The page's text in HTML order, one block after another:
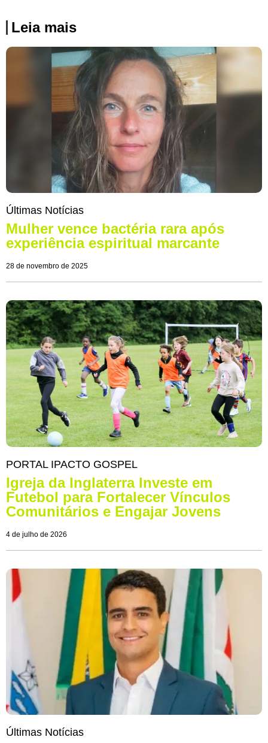
Leia mais
Últimas Notícias
Mulher vence bactéria rara após
experiência espiritual marcante
28 de novembro de 2025
PORTAL IPACTO GOSPEL
Igreja da Inglaterra Investe em
Futebol para Fortalecer Vínculos
Comunitários e Engajar Jovens
4 de julho de 2026
Últimas Notícias